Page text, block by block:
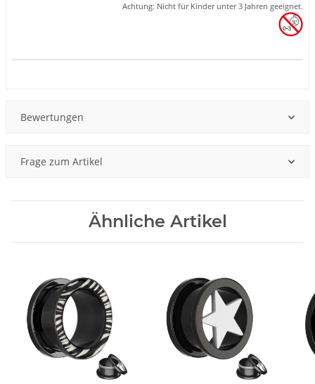
Achtung: Nicht für Kinder unter 3 Jahren geeignet.
Bewertungen
Frage zum Artikel
Ähnliche Artikel